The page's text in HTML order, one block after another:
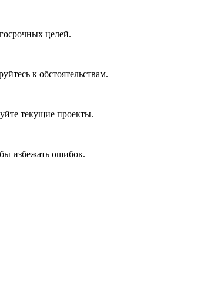
целей.
к обстоятельствам.
текущие проекты.
избежать ошибок.